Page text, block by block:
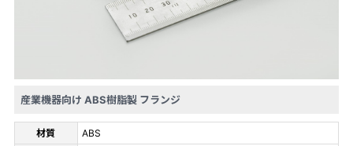
産業機器向け ABS樹脂製 フランジ
材質
ABS